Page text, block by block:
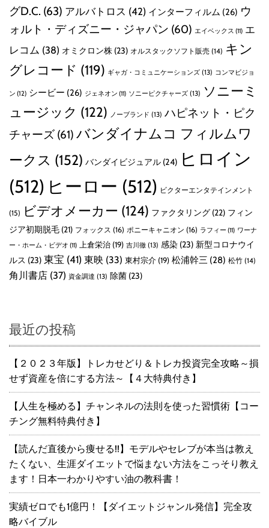
グD.C. (63) アルバトロス (42) インターフィルム (26) ウ
ォルト・ディズニー・ジャパン (60) エイベックス (11) エ
レコム (38) オミクロン株 (23) オルスタックソフト販売 (14) キン
グレコード (119) ギャガ・コミュニケーションズ (13) コンマビジョ
ン (12) シービー (26) ジェネオン (11) ソニーピクチャーズ (13) ソニーミ
ュージック (122) ノーブランド (13) ハピネット・ピク
チャーズ (61) バンダイナムコ フィルムワ
ークス (152) バンダイビジュアル (24) ヒロイン
(512) ヒーロー (512) ビクターエンタテインメント
(15) ビデオメーカー (124) ファクタリング (22) フィン
ジア初期脱毛 (21) フォックス (16) ポニーキャニオン (16) ラフィー (11) ワーナ
ー・ホーム・ビデオ (11) 上倉栄治 (19) 吉川徹 (13) 感染 (23) 新型コロナウイ
ルス (23) 東宝 (41) 東映 (33) 東村宗介 (19) 松浦幹三 (28) 松竹 (14)
角川書店 (37) 資金調達 (13) 除菌 (23)
最近の投稿
【２０２３年版】トレカせどり＆トレカ投資完全攻略～損
せず資産を倍にする方法～【４大特典付き】
【人生を極める】チャンネルの法則を使った習慣術【コー
チング無料特典付き】
【読んだ直後から痩せる!!】モデルやセレブが本当は教え
たくない、生涯ダイエットで悩まない方法をこっそり教え
ます！日本一わかりやすい油の教科書！
実績ゼロでも1億円！【ダイエットジャンル発信】完全攻
略バイブル